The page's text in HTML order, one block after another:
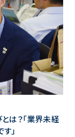
は？「業界未経
」